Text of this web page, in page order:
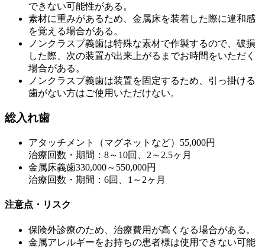
できない可能性がある。
素材に重みがあるため、金属床を装着した際に違和感
を覚える場合がある。
ノンクラスプ義歯は特殊な素材で作製するので、破損
した際、次の装置が出来上がるまでお時間をいただく
場合がある。
ノンクラスプ義歯は装置を固定するため、引っ掛ける
歯がない方はご使用いただけない。
総入れ歯
アタッチメント（マグネットなど） 55,000円
治療回数・期間：8～10回、2～2.5ヶ月
金属床義歯330,000～550,000円
治療回数・期間：6回、1～2ヶ月
注意点・リスク
保険外診療のため、治療費用が高くなる場合がある。
金属アレルギーをお持ちの患者様は使用できない可能